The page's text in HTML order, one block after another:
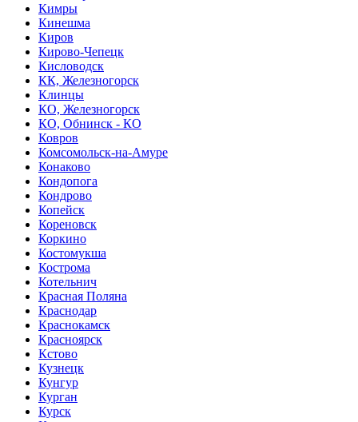
Кимры
Кинешма
Киров
Кирово-Чепецк
Кисловодск
КК, Железногорск
Клинцы
КО, Железногорск
КО, Обнинск - КО
Ковров
Комсомольск-на-Амуре
Конаково
Кондопога
Кондрово
Копейск
Кореновск
Коркино
Костомукша
Кострома
Котельнич
Красная Поляна
Краснодар
Краснокамск
Красноярск
Кстово
Кузнецк
Кунгур
Курган
Курск